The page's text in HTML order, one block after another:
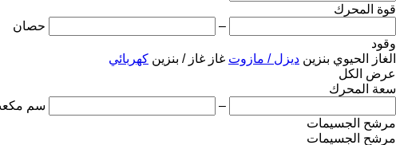
قوة المحرك
–
حصان
وقود
الغاز الحيوي بنزين ديزل / مازوت غاز غاز / بنزين كهربائي
عرض الكل
سعة المحرك
–
سم
مرشح الجسيمات
مرشح الجسيمات